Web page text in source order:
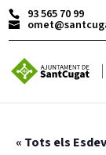
93 565 70 99
« Tots els